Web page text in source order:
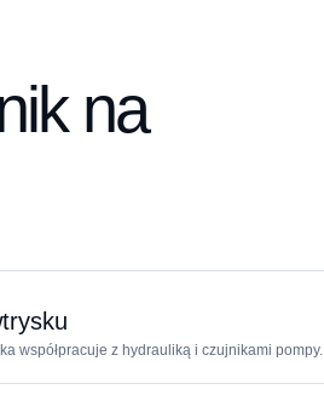
na
współpracuje z hydrauliką i czujnikami pompy.